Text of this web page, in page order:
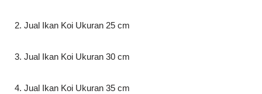
2. Jual Ikan Koi Ukuran 25 cm
3. Jual Ikan Koi Ukuran 30 cm
4. Jual Ikan Koi Ukuran 35 cm